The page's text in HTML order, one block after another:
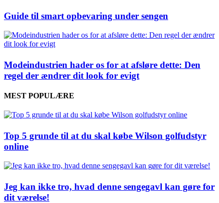
Guide til smart opbevaring under sengen
Modeindustrien hader os for at afsløre dette: Den
regel der ændrer dit look for evigt
MEST POPULÆRE
Top 5 grunde til at du skal købe Wilson golfudstyr
online
Jeg kan ikke tro, hvad denne sengegavl kan gøre for
dit værelse!